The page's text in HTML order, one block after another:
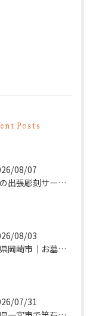
Posts
08/07
お墓の出張彫刻サービス【彫刻本舗】愛知県清須市
08/03
愛知県岡崎市｜お墓の追加彫り施工例 ｜彫刻本舗
07/31